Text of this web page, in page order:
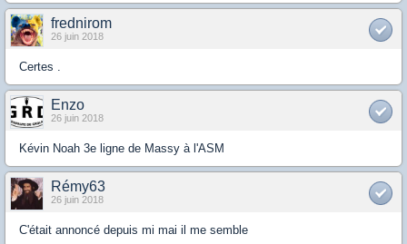
frednirom
26 juin 2018
Certes .
Enzo
26 juin 2018
Kévin Noah 3e ligne de Massy à l'ASM
Rémy63
26 juin 2018
C'était annoncé depuis mi mai il me semble